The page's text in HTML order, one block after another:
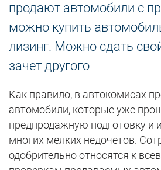
продают автомобили с
можно купить
лизинг. Можно сдать
зачет другого
Как правило, в автокомисах
автомобили, которые уже
предпродажную подготовку и
многих мелких недочетов.
одобрительно относятся к